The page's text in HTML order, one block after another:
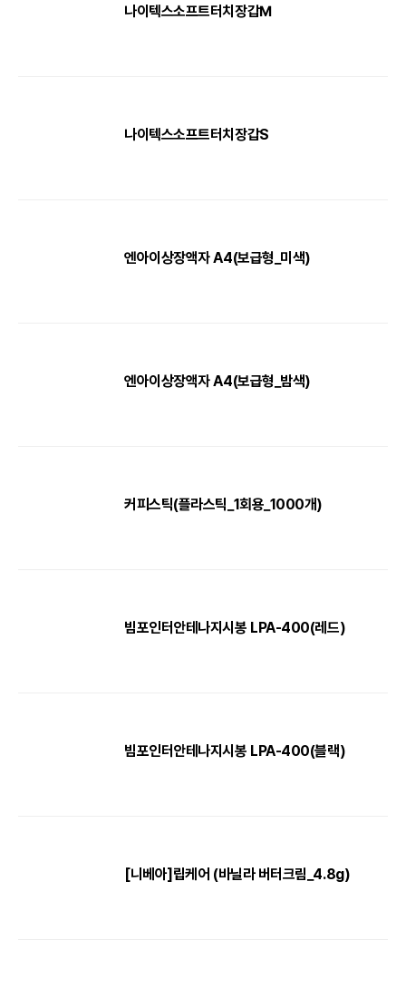
나이텍스소프트터치장갑M
나이텍스소프트터치장갑S
엔아이상장액자 A4(보급형_미색)
엔아이상장액자 A4(보급형_밤색)
커피스틱(플라스틱_1회용_1000개)
빔포인터안테나지시봉 LPA-400(레드)
빔포인터안테나지시봉 LPA-400(블랙)
[니베아]립케어 (바닐라 버터크림_4.8g)